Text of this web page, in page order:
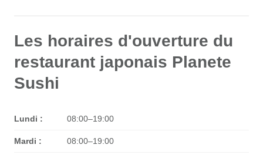
Les horaires d'ouverture du
restaurant japonais Planete
Sushi
Lundi : 08:00–19:00
Mardi : 08:00–19:00